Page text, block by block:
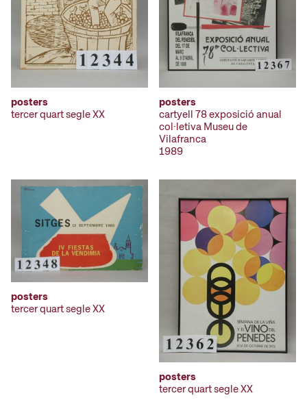
posters
tercer quart segle XX
posters
cartyell 78 exposició anual
col·letiva Museu de
Vilafranca
1989
posters
tercer quart segle XX
posters
tercer quart segle XX